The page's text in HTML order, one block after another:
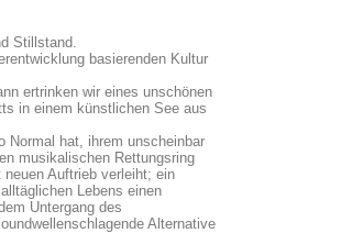
Stillstand.
basierenden Kultur
ertrinken wir eines unschönen
in einem künstlichen See aus
Normal hat, ihrem unscheinbar
musikalischen Rettungsring
Auftrieb verleiht; ein
Lebens einen
Untergang des
Alternative